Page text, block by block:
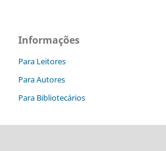
Informações
Para Leitores
Para Autores
Para Bibliotecários